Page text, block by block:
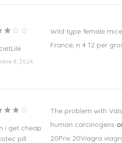
5
8, 2024
Wild type female
France, n 4 12 per
5
i get cheap
pill
The problem with
human carcinogens
20Prix 20Viagra